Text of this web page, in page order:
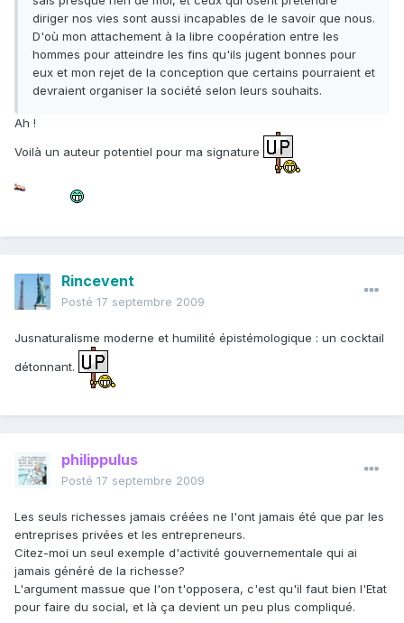
diriger nos vies sont aussi incapables de le savoir que nous.
D'où mon attachement à la libre coopération entre les
hommes pour atteindre les fins qu'ils jugent bonnes pour
eux et mon rejet de la conception que certains pourraient et
devraient organiser la société selon leurs souhaits.
Ah !
Voilà un auteur potentiel pour ma signature
Rincevent
Posté 17 septembre 2009
Jusnaturalisme moderne et humilité épistémologique : un cocktail
détonnant.
philippulus
Posté 17 septembre 2009
Les seuls richesses jamais créées ne l'ont jamais été que par les
entreprises privées et les entrepreneurs.
Citez-moi un seul exemple d'activité gouvernementale qui ai
jamais généré de la richesse?
L'argument massue que l'on t'opposera, c'est qu'il faut bien l'Etat
pour faire du social, et là ça devient un peu plus compliqué.